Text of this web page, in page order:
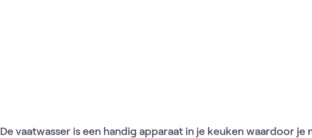
De vaatwasser is een handig apparaat in je keuken waardoor